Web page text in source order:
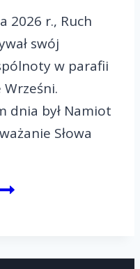
2026 r., Ruch
swój
w parafii
dnia był Namiot
Słowa